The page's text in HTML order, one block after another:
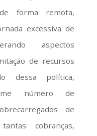
forma remota,
excessiva de
aspectos
de recursos
dessa política,
número de
de
cobranças,